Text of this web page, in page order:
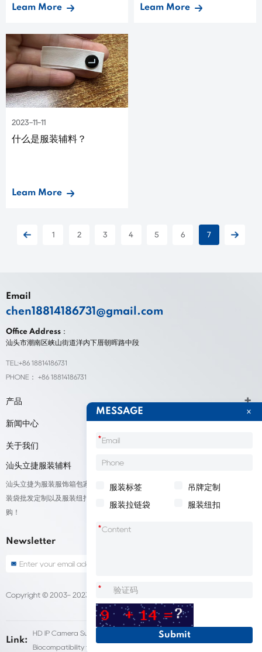
Leam More Leam More
2023-11-11
什么是服装辅料？
Leam More
1 2 3 4 5 6 7
Email
chen18814186731@gmail.com
Office Address：
汕头市潮南区峡山街道洋内下厝朝晖路中段
TEL:+86 18814186731
PHONE： +86 18814186731
产品
新闻中心
关于我们
汕头立捷服装辅料
汕头立捷为服装服饰箱包家纺鞋帽标签等产品厂家提供标签定制、吊牌定做、包
装袋批发定制以及服装纽扣低价批量出售；我们承接来自全球的订单，欢迎采
购！
Newsletter
Copyright © 2003- 2023 汕头立捷服装标签定做
Link:
HD IP Camera Supplier Fleet Dash Cam
Biocompatibility testing
MESSAGE
*
服装标签 吊牌定制
服装拉链袋 服装纽扣
*
*